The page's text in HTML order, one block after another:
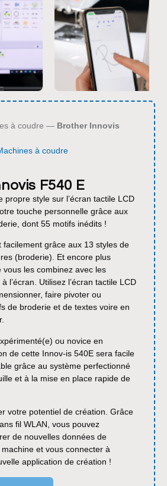
à coudre — Brother Innovis
à coudre
F540 E
propre style sur l’écran tactile LCD
touche personnelle grâce aux
dont 55 motifs inédits !
facilement grâce aux 13 styles de
(broderie). Et encore plus
vous les combinez avec les
l’écran. Utilisez l’écran tactile LCD
faire pivoter ou
de broderie et de textes voire en
ou novice en
de cette Innov-is 540E sera facile
grâce au système perfectionné
et à la mise en place rapide de
votre potentiel de création. Grâce
fil WLAN, vous pouvez
de nouvelles données de
et vous connecter à
application de création !